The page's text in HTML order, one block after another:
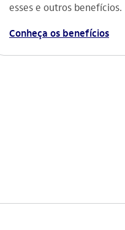
esses e outros benefícios.
Conheça os benefícios